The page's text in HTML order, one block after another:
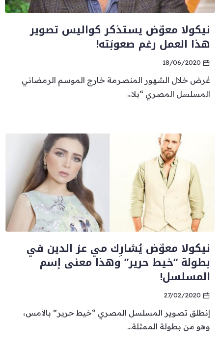
نيكولا معوّض يستذكر كواليس تصوير
هذا العمل رغم صعوبَته!
18/06/2020
عُرض خلال الشهور المنصرمة خارج الموسم الرمضاني
المسلسل المصري “بلا...
نيكولا معوّض يُشارِك مي عز الدين في
بطولة “خيط حرير” وهذا معنى إسم
المسلسل!
27/02/2020
إنطلق تصوير المسلسل المصري “خيط حرير” بالأمس،
وهو من بطولة الممثلة...